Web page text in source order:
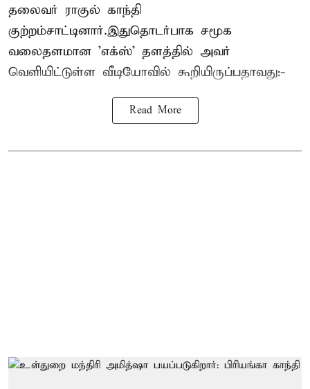
தலைவர் ராகுல் காந்தி
குற்றம்சாட்டினார்.இதுதொடர்பாக சமூக
வலைதளமான 'எக்ஸ்' தளத்தில் அவர்
வெளியிட்டுள்ள வீடியோவில் கூறியிருப்பதாவது:-
Read More